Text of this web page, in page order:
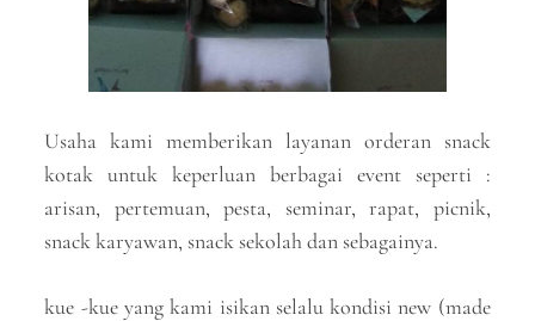
Usaha kami memberikan layanan orderan snack
kotak untuk keperluan berbagai event seperti :
arisan, pertemuan, pesta, seminar, rapat, picnik,
snack karyawan, snack sekolah dan sebagainya.
kue -kue yang kami isikan selalu kondisi new (made